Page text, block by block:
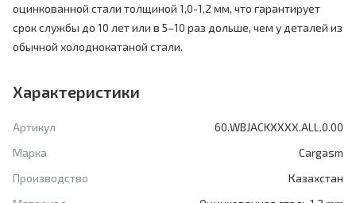
оцинкованной стали толщиной 1,0-1,2 мм, что гарантирует
срок службы до 10 лет или в 5–10 раз дольше, чем у деталей из
обычной холоднокатаной стали.
Характеристики
Артикул
60.WBJACKXXXX.ALL.0.00
Марка
Cargasm
Производство
Казахстан